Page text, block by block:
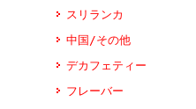
スリランカ
中国/その他
デカフェティー
フレーバー